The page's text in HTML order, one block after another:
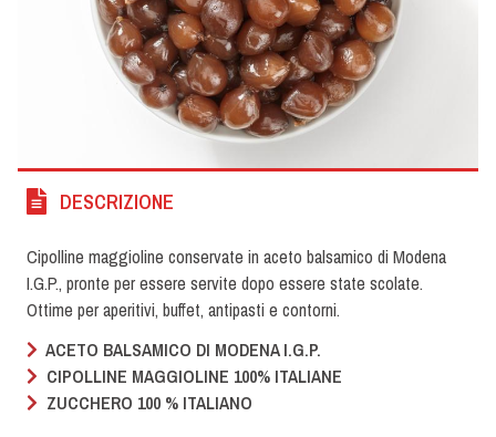
DESCRIZIONE
Cipolline maggioline conservate in aceto balsamico di Modena
I.G.P., pronte per essere servite dopo essere state scolate.
Ottime per aperitivi, buffet, antipasti e contorni.
ACETO BALSAMICO DI MODENA I.G.P.
CIPOLLINE MAGGIOLINE 100% ITALIANE
ZUCCHERO 100 % ITALIANO